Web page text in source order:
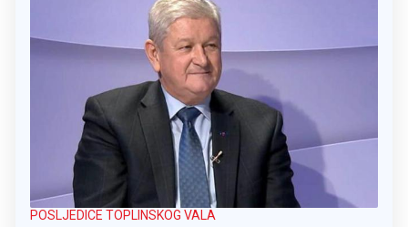
POSLJEDICE TOPLINSKOG VALA